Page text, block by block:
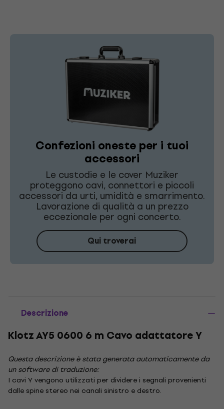
Confezioni oneste per i tuoi
accessori
Le custodie e le cover Muziker
proteggono cavi, connettori e piccoli
accessori da urti, umidità e smarrimento.
Lavorazione di qualità a un prezzo
eccezionale per ogni concerto.
Qui troverai
Descrizione
Klotz AY5 0600 6 m Cavo adattatore Y
Questa descrizione è stata generata automaticamente da
un software di traduzione:
I cavi Y vengono utilizzati per dividere i segnali provenienti
dalle spine stereo nei canali sinistro e destro.